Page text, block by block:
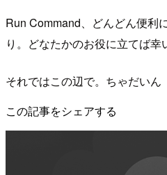
Run Command、どんどん便利
り。どなたかのお役に立てば幸
それではこの辺で。ちゃだいん
この記事をシェアする